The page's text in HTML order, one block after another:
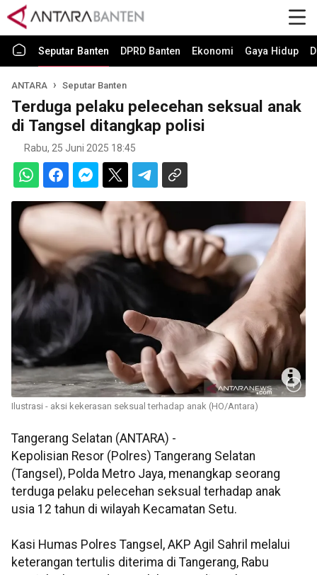
Seputar Banten DPRD Banten Ekonomi Gaya Hidup
ANTARA Seputar Banten
Terduga pelaku pelecehan seksual anak
di Tangsel ditangkap polisi
Rabu, 25 Juni 2025 18:45
Ilustrasi - aksi kekerasan seksual terhadap anak (HO/Antara)
Tangerang Selatan (ANTARA) -
Kepolisian Resor (Polres) Tangerang Selatan
(Tangsel), Polda Metro Jaya, menangkap seorang
terduga pelaku pelecehan seksual terhadap anak
usia 12 tahun di wilayah Kecamatan Setu.
Kasi Humas Polres Tangsel, AKP Agil Sahril melalui
keterangan tertulis diterima di Tangerang, Rabu